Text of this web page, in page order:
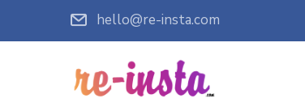
hello@re-insta.com